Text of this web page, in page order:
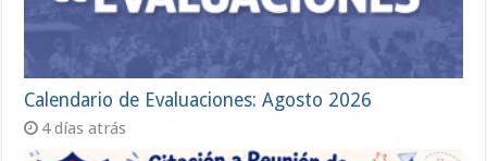
Calendario de Evaluaciones: Agosto 2026
4 días atrás